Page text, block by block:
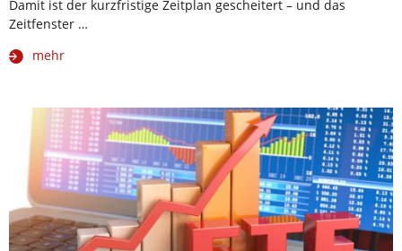
Damit ist der kurzfristige Zeitplan gescheitert – und das
Zeitfenster …
mehr